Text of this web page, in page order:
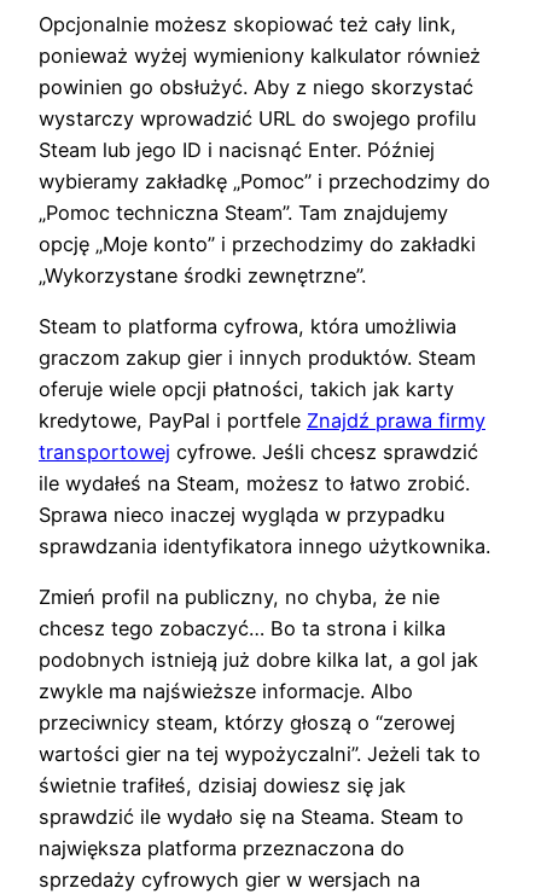
Opcjonalnie możesz skopiować też cały link,
ponieważ wyżej wymieniony kalkulator również
powinien go obsłużyć. Aby z niego skorzystać
wystarczy wprowadzić URL do swojego profilu
Steam lub jego ID i nacisnąć Enter. Później
wybieramy zakładkę „Pomoc” i przechodzimy do
„Pomoc techniczna Steam”. Tam znajdujemy
opcję „Moje konto” i przechodzimy do zakładki
„Wykorzystane środki zewnętrzne”.
Steam to platforma cyfrowa, która umożliwia
graczom zakup gier i innych produktów. Steam
oferuje wiele opcji płatności, takich jak karty
kredytowe, PayPal i portfele Znajdź prawa firmy
transportowej cyfrowe. Jeśli chcesz sprawdzić
ile wydałeś na Steam, możesz to łatwo zrobić.
Sprawa nieco inaczej wygląda w przypadku
sprawdzania identyfikatora innego użytkownika.
Zmień profil na publiczny, no chyba, że nie
chcesz tego zobaczyć… Bo ta strona i kilka
podobnych istnieją już dobre kilka lat, a gol jak
zwykle ma najświeższe informacje. Albo
przeciwnicy steam, którzy głoszą o “zerowej
wartości gier na tej wypożyczalni”. Jeżeli tak to
świetnie trafiłeś, dzisiaj dowiesz się jak
sprawdzić ile wydało się na Steama. Steam to
największa platforma przeznaczona do
sprzedaży cyfrowych gier w wersjach na